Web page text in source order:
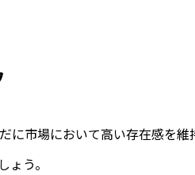
市場において高い存在感を維
う。